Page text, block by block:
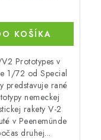
KOŠÍKA
Prototypes v
1/72 od Special
predstavuje rané
nemeckej
rakety V-2
v Peenemünde
druhej...